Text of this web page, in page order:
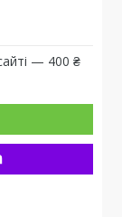
— 400 ₴